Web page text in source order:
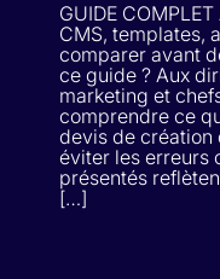
GUIDE
CMS, templates,
comparer avant
ce guide ? Aux
marketing et
comprendre ce
devis de
éviter les erreurs
présentés
[…]